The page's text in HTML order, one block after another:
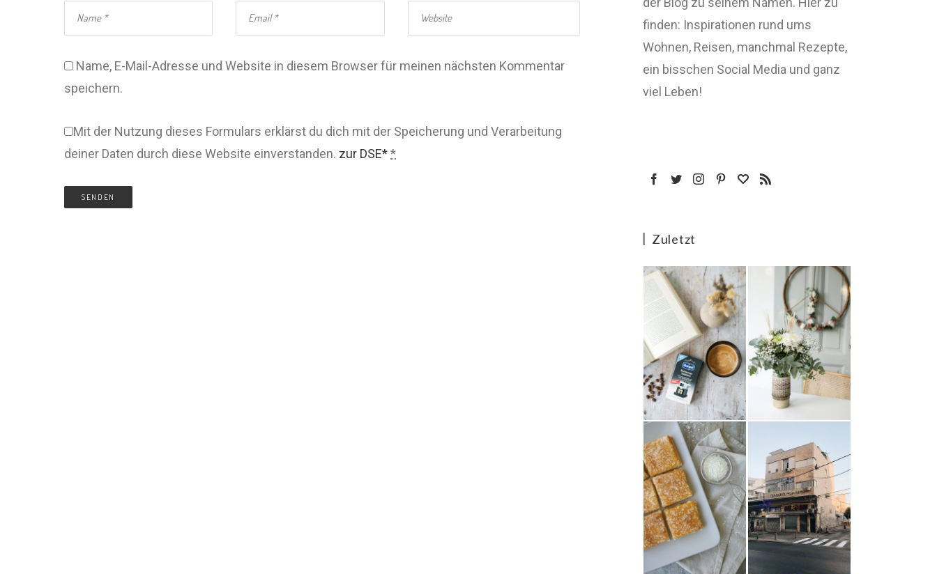
Name, E-Mail-Adresse und Website in diesem Browser für meinen nächsten Kommentar
speichern.
Mit der Nutzung dieses Formulars erklärst du dich mit der Speicherung und Verarbeitung
deiner Daten durch diese Website einverstanden. zur DSE**
finden: Inspirationen rund ums
Wohnen, Reisen, manchmal Rezepte,
ein bisschen Social Media und ganz
viel Leben!
Zuletzt